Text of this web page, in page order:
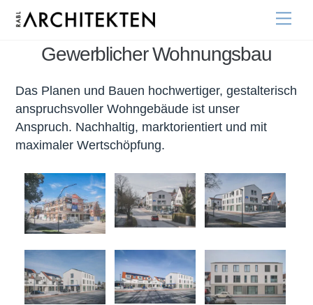
Skip
Gewerblicher Wohnungsbau
Das Planen und Bauen hochwertiger, gestalterisch
anspruchsvoller Wohngebäude ist unser
Anspruch. Nachhaltig, marktorientiert und mit
maximaler Wertschöpfung.